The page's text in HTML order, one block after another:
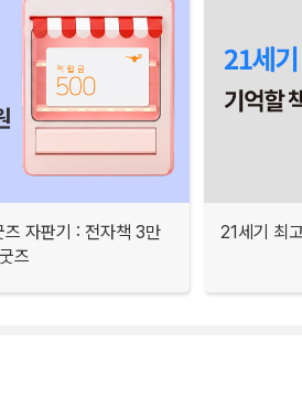
자판기 : 전자책 3만
즈
21세기 최